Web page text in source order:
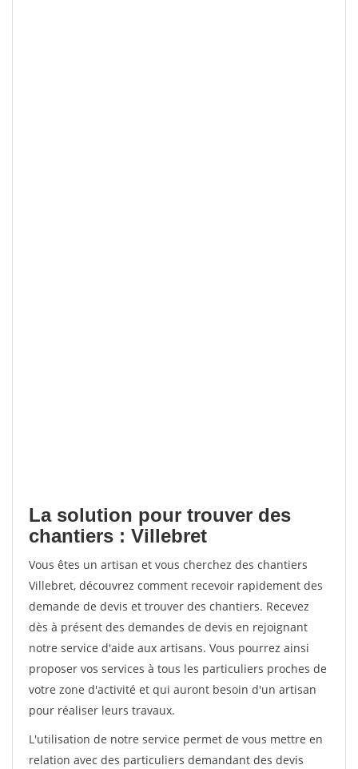
La solution pour trouver des
chantiers : Villebret
Vous êtes un artisan et vous cherchez des chantiers
Villebret, découvrez comment recevoir rapidement des
demande de devis et trouver des chantiers. Recevez
dès à présent des demandes de devis en rejoignant
notre service d'aide aux artisans. Vous pourrez ainsi
proposer vos services à tous les particuliers proches de
votre zone d'activité et qui auront besoin d'un artisan
pour réaliser leurs travaux.
L'utilisation de notre service permet de vous mettre en
relation avec des particuliers demandant des devis